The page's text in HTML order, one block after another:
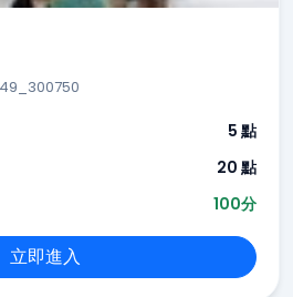
5 點
20 點
100分
立即進入